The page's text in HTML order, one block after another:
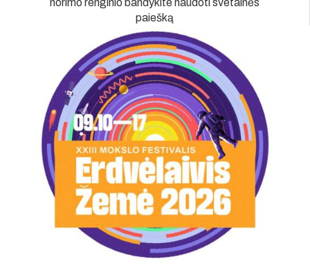
norimo renginio bandykite naudoti svetainės
paiešką